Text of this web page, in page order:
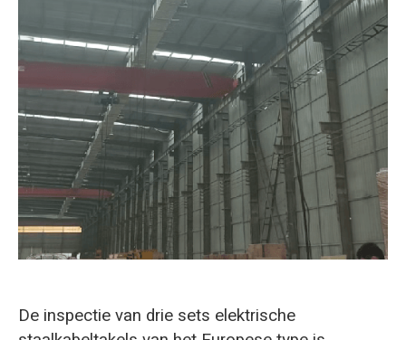
De inspectie van drie sets elektrische